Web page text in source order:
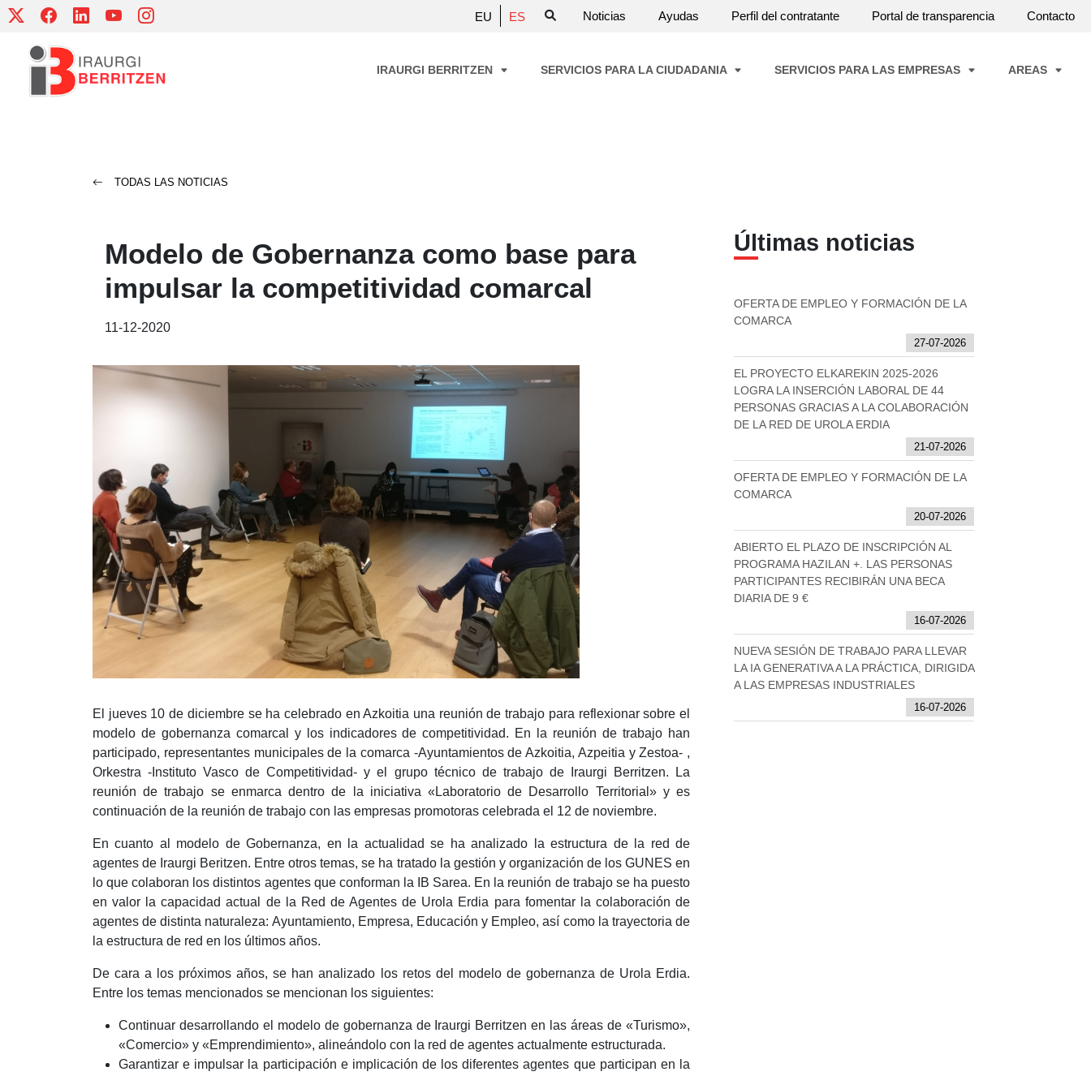
Skip
content
EU ES Noticias Ayudas Perfil del contratante Portal de transparencia Contacto
IRAURGI BERRITZEN SERVICIOS PARA LA CIUDADANIA SERVICIOS PARA LAS EMPRESAS AREAS
TODAS LAS NOTICIAS
Modelo de Gobernanza como base para
impulsar la competitividad comarcal
11-12-2020
El jueves 10 de diciembre se ha celebrado en Azkoitia una reunión de trabajo para reflexionar sobre el
modelo de gobernanza comarcal y los indicadores de competitividad. En la reunión de trabajo han
participado, representantes municipales de la comarca -Ayuntamientos de Azkoitia, Azpeitia y Zestoa- ,
Orkestra -Instituto Vasco de Competitividad- y el grupo técnico de trabajo de Iraurgi Berritzen. La
reunión de trabajo se enmarca dentro de la iniciativa «Laboratorio de Desarrollo Territorial» y es
continuación de la reunión de trabajo con las empresas promotoras celebrada el 12 de noviembre.
En cuanto al modelo de Gobernanza, en la actualidad se ha analizado la estructura de la red de
agentes de Iraurgi Beritzen. Entre otros temas, se ha tratado la gestión y organización de los GUNES en
lo que colaboran los distintos agentes que conforman la IB Sarea. En la reunión de trabajo se ha puesto
en valor la capacidad actual de la Red de Agentes de Urola Erdia para fomentar la colaboración de
agentes de distinta naturaleza: Ayuntamiento, Empresa, Educación y Empleo, así como la trayectoria de
la estructura de red en los últimos años.
De cara a los próximos años, se han analizado los retos del modelo de gobernanza de Urola Erdia.
Entre los temas mencionados se mencionan los siguientes:
Continuar desarrollando el modelo de gobernanza de Iraurgi Berritzen en las áreas de «Turismo»,
«Comercio» y «Emprendimiento», alineándolo con la red de agentes actualmente estructurada.
Garantizar e impulsar la participación e implicación de los diferentes agentes que participan en la
Últimas noticias
OFERTA DE EMPLEO Y FORMACIÓN DE LA
COMARCA
27-07-2026
EL PROYECTO ELKAREKIN 2025-2026
LOGRA LA INSERCIÓN LABORAL DE 44
PERSONAS GRACIAS A LA COLABORACIÓN
DE LA RED DE UROLA ERDIA
21-07-2026
OFERTA DE EMPLEO Y FORMACIÓN DE LA
COMARCA
20-07-2026
ABIERTO EL PLAZO DE INSCRIPCIÓN AL
PROGRAMA HAZILAN +. LAS PERSONAS
PARTICIPANTES RECIBIRÁN UNA BECA
DIARIA DE 9 €
16-07-2026
NUEVA SESIÓN DE TRABAJO PARA LLEVAR
LA IA GENERATIVA A LA PRÁCTICA, DIRIGIDA
A LAS EMPRESAS INDUSTRIALES
16-07-2026